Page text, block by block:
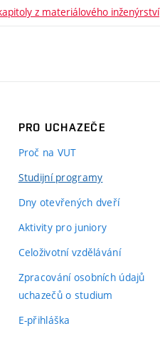
z materiálového inženýrství
PRO UCHAZEČE
Proč na VUT
Studijní programy
Dny otevřených dveří
Aktivity pro juniory
Celoživotní vzdělávání
Zpracování osobních údajů
uchazečů o studium
E-přihláška